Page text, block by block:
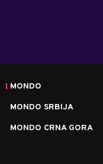
MONDO
MONDO SRBIJA
MONDO CRNA GORA